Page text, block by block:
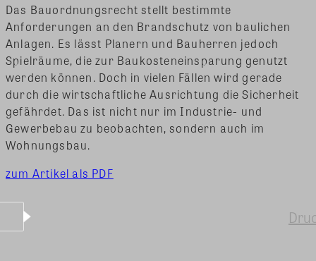
Das Bauordnungsrecht stellt bestimmte
Anforderungen an den Brandschutz von baulichen
Anlagen. Es lässt Planern und Bauherren jedoch
Spielräume, die zur Baukosteneinsparung genutzt
werden können. Doch in vielen Fällen wird gerade
durch die wirtschaftliche Ausrichtung die Sicherheit
gefährdet. Das ist nicht nur im Industrie- und
Gewerbebau zu beobachten, sondern auch im
Wohnungsbau.
zum Artikel als PDF